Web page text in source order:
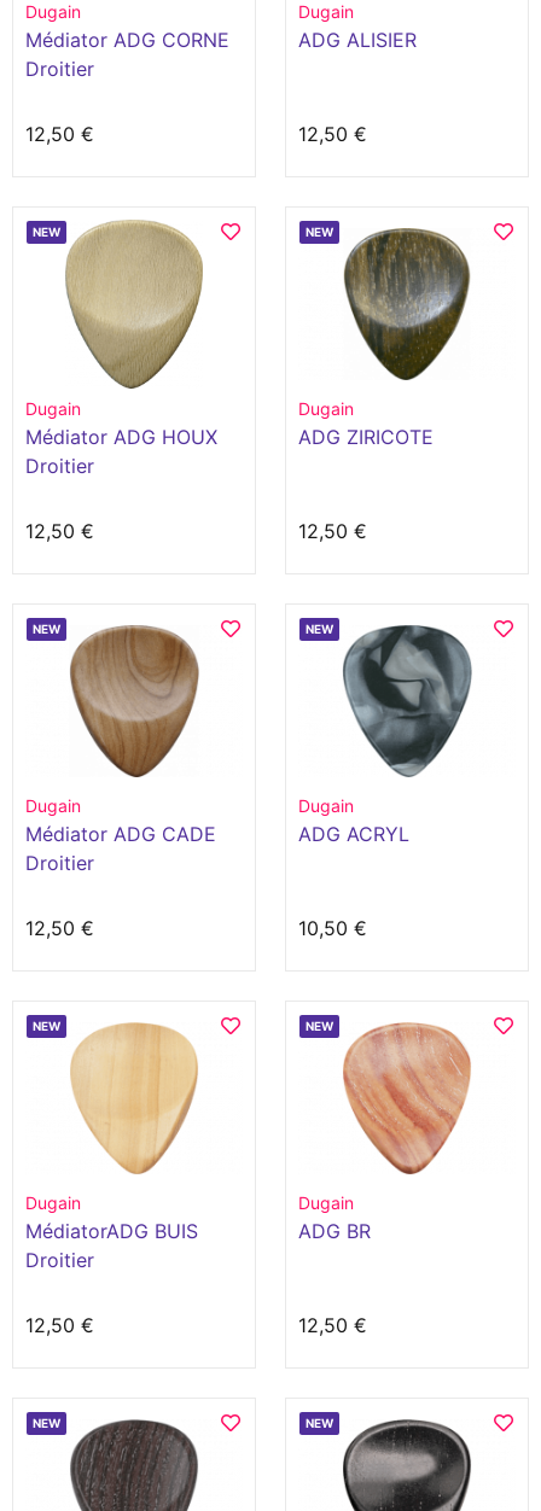
Dugain
Médiator ADG CORNE
Droitier
12,50 €
Dugain
ADG ALISIER
12,50 €
NEW
Dugain
Médiator ADG HOUX
Droitier
12,50 €
NEW
Dugain
ADG ZIRICOTE
12,50 €
NEW
Dugain
Médiator ADG CADE
Droitier
12,50 €
NEW
Dugain
ADG ACRYL
10,50 €
NEW
Dugain
MédiatorADG BUIS
Droitier
12,50 €
NEW
Dugain
ADG BR
12,50 €
NEW NEW